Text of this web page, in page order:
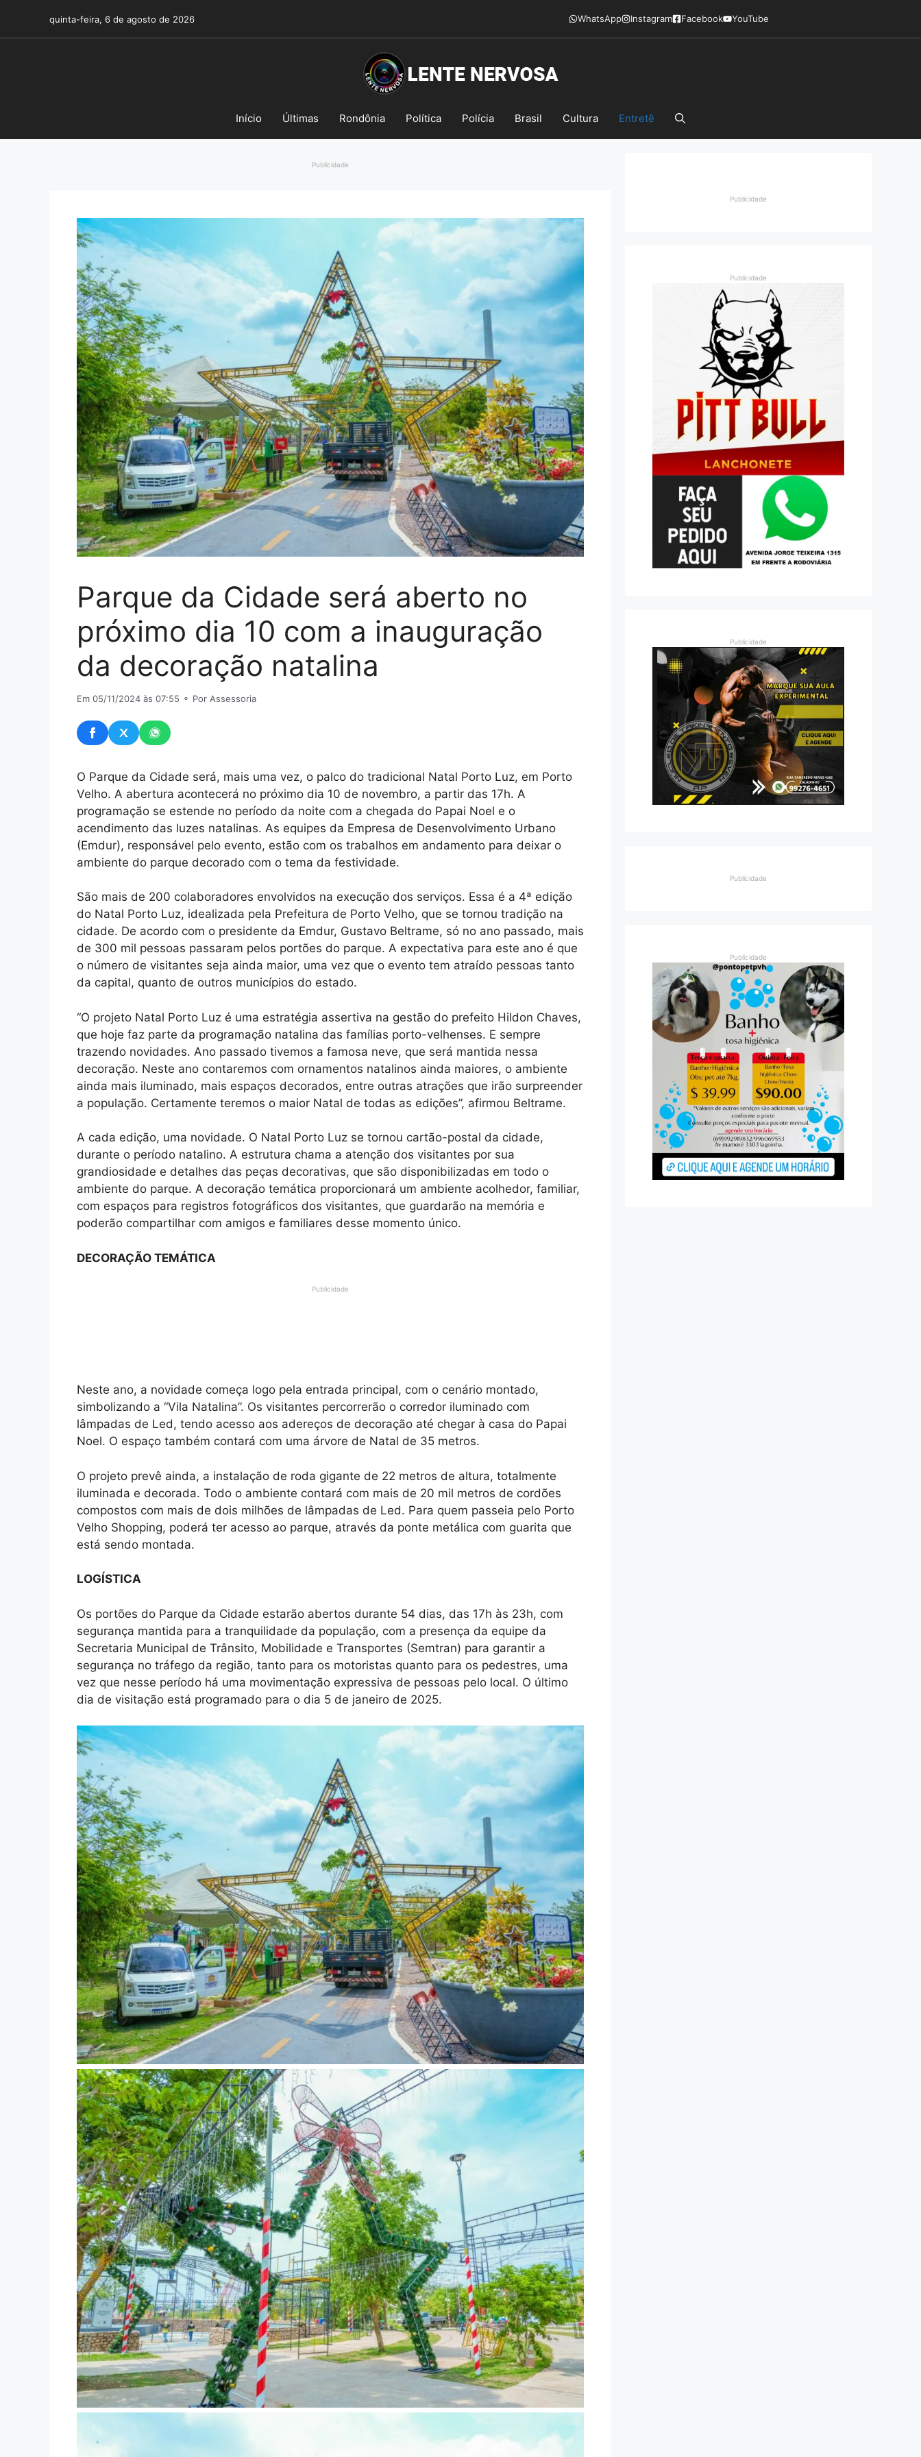
o
quinta-feira, 6 de agosto de 2026 WhatsApp Instagram Facebook YouTube
Início Últimas Rondônia Política Polícia Brasil Cultura Entretê
Publicidade
Parque da Cidade será aberto no
próximo dia 10 com a inauguração
da decoração natalina
Em 05/11/2024 às 07:55 ⚬ Por Assessoria
O Parque da Cidade será, mais uma vez, o palco do tradicional Natal Porto Luz, em Porto
Velho. A abertura acontecerá no próximo dia 10 de novembro, a partir das 17h. A
programação se estende no período da noite com a chegada do Papai Noel e o
acendimento das luzes natalinas. As equipes da Empresa de Desenvolvimento Urbano
(Emdur), responsável pelo evento, estão com os trabalhos em andamento para deixar o
ambiente do parque decorado com o tema da festividade.
São mais de 200 colaboradores envolvidos na execução dos serviços. Essa é a 4ª edição
do Natal Porto Luz, idealizada pela Prefeitura de Porto Velho, que se tornou tradição na
cidade. De acordo com o presidente da Emdur, Gustavo Beltrame, só no ano passado, mais
de 300 mil pessoas passaram pelos portões do parque. A expectativa para este ano é que
o número de visitantes seja ainda maior, uma vez que o evento tem atraído pessoas tanto
da capital, quanto de outros municípios do estado.
“O projeto Natal Porto Luz é uma estratégia assertiva na gestão do prefeito Hildon Chaves,
que hoje faz parte da programação natalina das famílias porto-velhenses. E sempre
trazendo novidades. Ano passado tivemos a famosa neve, que será mantida nessa
decoração. Neste ano contaremos com ornamentos natalinos ainda maiores, o ambiente
ainda mais iluminado, mais espaços decorados, entre outras atrações que irão surpreender
a população. Certamente teremos o maior Natal de todas as edições”, afirmou Beltrame.
A cada edição, uma novidade. O Natal Porto Luz se tornou cartão-postal da cidade,
durante o período natalino. A estrutura chama a atenção dos visitantes por sua
grandiosidade e detalhes das peças decorativas, que são disponibilizadas em todo o
ambiente do parque. A decoração temática proporcionará um ambiente acolhedor, familiar,
com espaços para registros fotográficos dos visitantes, que guardarão na memória e
poderão compartilhar com amigos e familiares desse momento único.
DECORAÇÃO TEMÁTICA
Publicidade
Neste ano, a novidade começa logo pela entrada principal, com o cenário montado,
simbolizando a “Vila Natalina”. Os visitantes percorrerão o corredor iluminado com
lâmpadas de Led, tendo acesso aos adereços de decoração até chegar à casa do Papai
Noel. O espaço também contará com uma árvore de Natal de 35 metros.
O projeto prevê ainda, a instalação de roda gigante de 22 metros de altura, totalmente
iluminada e decorada. Todo o ambiente contará com mais de 20 mil metros de cordões
compostos com mais de dois milhões de lâmpadas de Led. Para quem passeia pelo Porto
Velho Shopping, poderá ter acesso ao parque, através da ponte metálica com guarita que
está sendo montada.
LOGÍSTICA
Os portões do Parque da Cidade estarão abertos durante 54 dias, das 17h às 23h, com
segurança mantida para a tranquilidade da população, com a presença da equipe da
Secretaria Municipal de Trânsito, Mobilidade e Transportes (Semtran) para garantir a
segurança no tráfego da região, tanto para os motoristas quanto para os pedestres, uma
vez que nesse período há uma movimentação expressiva de pessoas pelo local. O último
dia de visitação está programado para o dia 5 de janeiro de 2025.
Publicidade
Publicidade
Publicidade
Publicidade
Publicidade